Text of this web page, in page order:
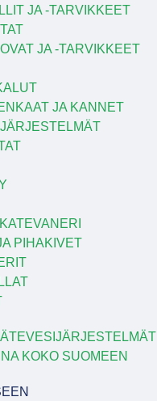
JA -TARVIKKEET
JA -TARVIKKEET
JA KANNET
PIHAKIVET
KOKO SUOMEEN